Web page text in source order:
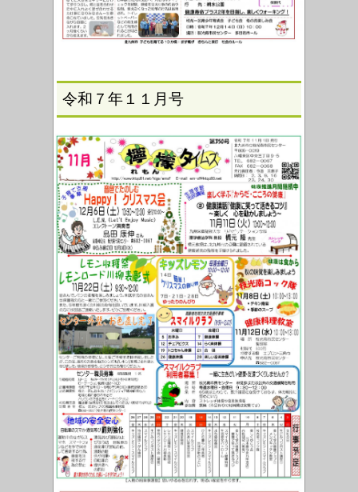
令和７年１１月号